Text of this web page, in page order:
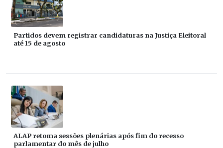
Partidos devem registrar candidaturas na Justiça Eleitoral
até 15 de agosto
ALAP retoma sessões plenárias após fim do recesso
parlamentar do mês de julho